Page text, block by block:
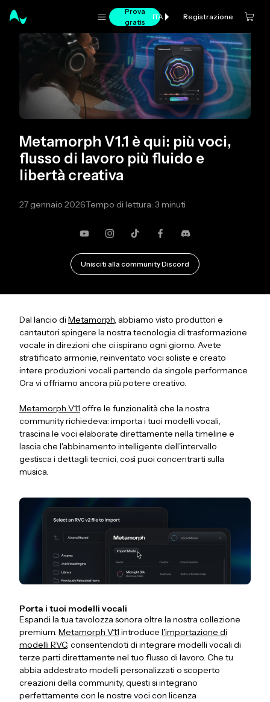
Prova
gratis
ITA Registrazione
Metamorph V1.1 è qui: più voci,
flusso di lavoro più fluido e
libertà creativa
27 gennaio 2026Tempo di lettura: 3 minuti
YouTubeInstagram
TikTokFacebook
Discordia
Unisciti alla community Discord
Dal lancio di Metamorph, abbiamo visto produttori e
cantautori spingere la nostra tecnologia di trasformazione
vocale in direzioni che ci ispirano ogni giorno. Avete
stratificato armonie, reinventato voci soliste e creato
intere produzioni vocali partendo da singole performance.
Ora vi offriamo ancora più potere creativo.
Metamorph V1.1 offre le funzionalità che la nostra
community richiedeva: importa i tuoi modelli vocali,
trascina le voci elaborate direttamente nella timeline e
lascia che l'abbinamento intelligente dell'intervallo
gestisca i dettagli tecnici, così puoi concentrarti sulla
musica.
Porta i tuoi modelli vocali
Espandi la tua tavolozza sonora oltre la nostra collezione
premium. Metamorph V1.1 introduce l'importazione di
modelli RVC, consentendoti di integrare modelli vocali di
terze parti direttamente nel tuo flusso di lavoro. Che tu
abbia addestrato modelli personalizzati o scoperto
creazioni della community, questi si integrano
perfettamente con le nostre voci con licenza